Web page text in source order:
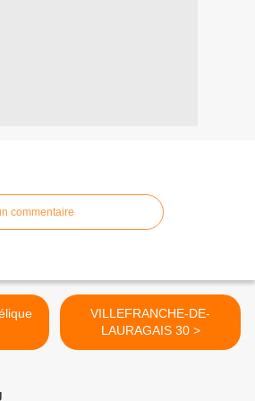
commentaire
VILLEFRANCHE-DE-
LAURAGAIS 30 >